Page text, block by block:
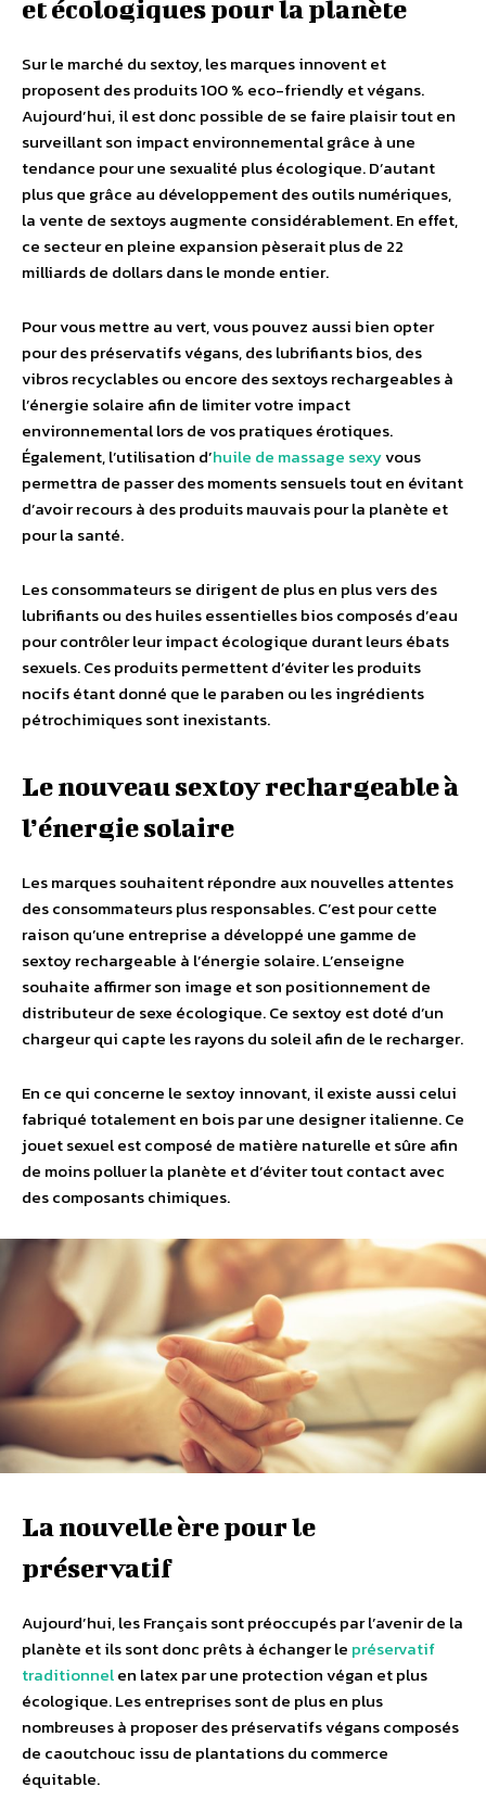
et écologiques pour la planète
Sur le marché du sextoy, les marques innovent et
proposent des produits 100 % eco-friendly et végans.
Aujourd’hui, il est donc possible de se faire plaisir tout en
surveillant son impact environnemental grâce à une
tendance pour une sexualité plus écologique. D’autant
plus que grâce au développement des outils numériques,
la vente de sextoys augmente considérablement. En effet,
ce secteur en pleine expansion pèserait plus de 22
milliards de dollars dans le monde entier.
Pour vous mettre au vert, vous pouvez aussi bien opter
pour des préservatifs végans, des lubrifiants bios, des
vibros recyclables ou encore des sextoys rechargeables à
l’énergie solaire afin de limiter votre impact
environnemental lors de vos pratiques érotiques.
Également, l’utilisation d’huile de massage sexyvous
permettra de passer des moments sensuels tout en évitant
d’avoir recours à des produits mauvais pour la planète et
pour la santé.
Les consommateurs se dirigent de plus en plus vers des
lubrifiants ou des huiles essentielles bios composés d’eau
pour contrôler leur impact écologique durant leurs ébats
sexuels. Ces produits permettent d’éviter les produits
nocifs étant donné que le paraben ou les ingrédients
pétrochimiques sont inexistants.
Le nouveau sextoy rechargeable à
l’énergie solaire
Les marques souhaitent répondre aux nouvelles attentes
des consommateurs plus responsables. C’est pour cette
raison qu’une entreprise a développé une gamme de
sextoy rechargeable à l’énergie solaire. L’enseigne
souhaite affirmer son image et son positionnement de
distributeur de sexe écologique. Ce sextoy est doté d’un
chargeur qui capte les rayons du soleil afin de le recharger.
En ce qui concerne le sextoy innovant, il existe aussi celui
fabriqué totalement en bois par une designer italienne. Ce
jouet sexuel est composé de matière naturelle et sûre afin
de moins polluer la planète et d’éviter tout contact avec
des composants chimiques.
La nouvelle ère pour le
préservatif
Aujourd’hui, les Français sont préoccupés par l’avenir de la
planète et ils sont donc prêts à échanger le préservatif
traditionnelen latex par une protection végan et plus
écologique. Les entreprises sont de plus en plus
nombreuses à proposer des préservatifs végans composés
de caoutchouc issu de plantations du commerce
équitable.